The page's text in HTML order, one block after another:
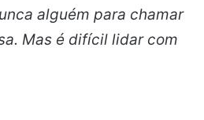
alguém para chamar
Mas é difícil lidar com